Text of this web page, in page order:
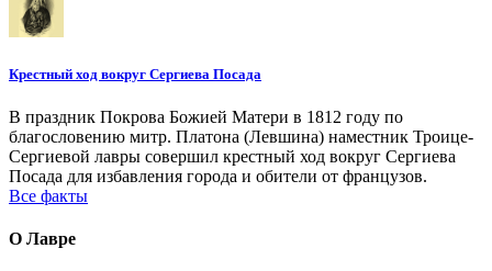
Крестный ход вокруг Сергиева Посада
В праздник Покрова Божией Матери в 1812 году по
благословению митр. Платона (Левшина) наместник Троице-
Сергиевой лавры совершил крестный ход вокруг Сергиева
Посада для избавления города и обители от французов.
Все факты
О Лавре